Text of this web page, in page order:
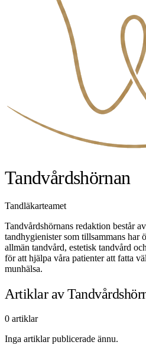
Tandvårdshörnan
Tandläkarteamet
Tandvårdshörnans redaktion består
tandhygienister som tillsammans har
allmän tandvård, estetisk tandvård
för att hjälpa våra patienter att fatta
munhälsa.
Artiklar av
0 artiklar
Inga artiklar publicerade ännu.